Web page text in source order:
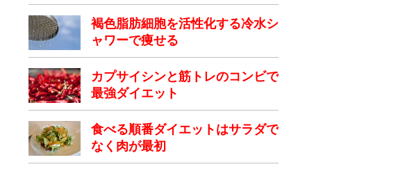
褐色脂肪細胞を活性化する冷水シ
ャワーで痩せる
カプサイシンと筋トレのコンビで
最強ダイエット
食べる順番ダイエットはサラダで
なく肉が最初